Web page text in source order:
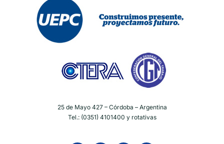
25 de Mayo 427 – Córdoba – Argentina
Tel.: (0351) 4101400 y rotativas